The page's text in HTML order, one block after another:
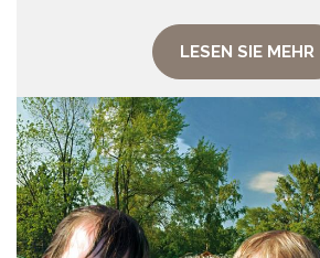
LESEN SIE MEHR